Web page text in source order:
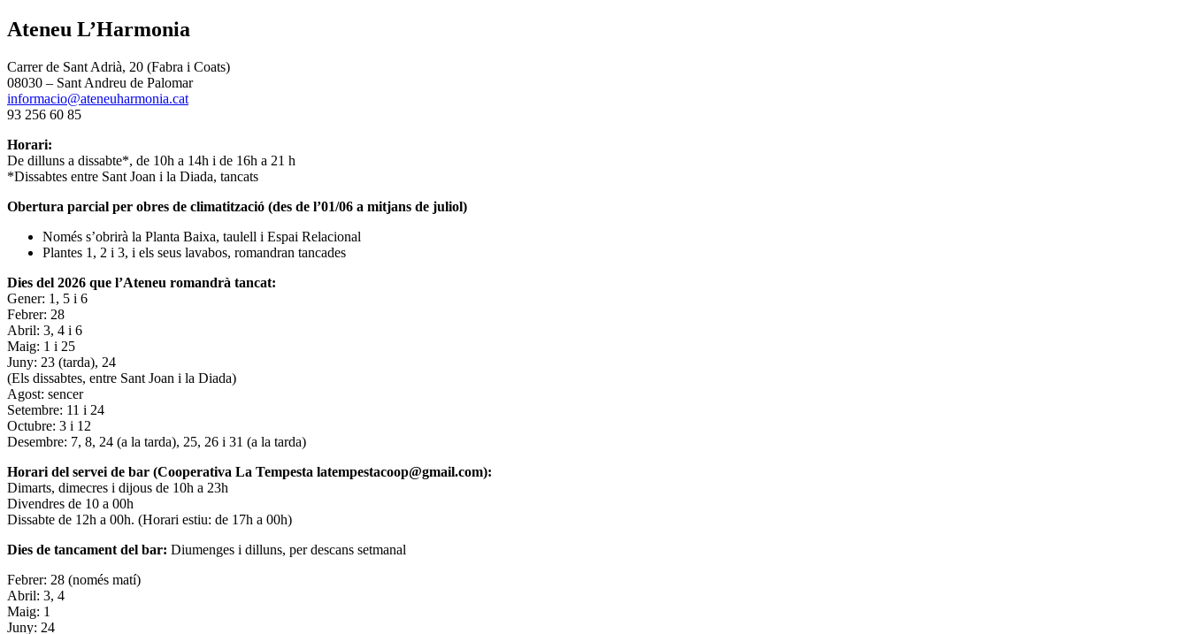
Ateneu L’Harmonia
Carrer de Sant Adrià, 20 (Fabra i Coats)
08030 – Sant Andreu de Palomar
informacio@ateneuharmonia.cat
93 256 60 85
Horari:
De dilluns a dissabte*, de 10h a 14h i de 16h a 21 h
*Dissabtes entre Sant Joan i la Diada, tancats
Obertura parcial per obres de climatització (des de l’01/06 a mitjans de juliol)
Només s’obrirà la Planta Baixa, taulell i Espai Relacional
Plantes 1, 2 i 3, i els seus lavabos, romandran tancades
Dies del 2026 que l’Ateneu romandrà tancat:
Gener: 1, 5 i 6
Febrer: 28
Abril: 3, 4 i 6
Maig: 1 i 25
Juny: 23 (tarda), 24
(Els dissabtes, entre Sant Joan i la Diada)
Agost: sencer
Setembre: 11 i 24
Octubre: 3 i 12
Desembre: 7, 8, 24 (a la tarda), 25, 26 i 31 (a la tarda)
Horari del servei de bar (Cooperativa La Tempesta latempestacoop@gmail.com):
Dimarts, dimecres i dijous de 10h a 23h
Divendres de 10 a 00h
Dissabte de 12h a 00h. (Horari estiu: de 17h a 00h)
Dies de tancament del bar: Diumenges i dilluns, per descans setmanal
Febrer: 28 (només matí)
Abril: 3, 4
Maig: 1
Juny: 24